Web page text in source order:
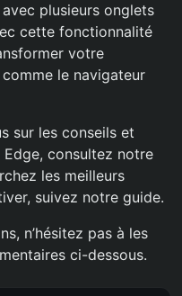
plusieurs onglets
cette fonctionnalité
votre
le navigateur
sur les conseils et
consultez notre
les meilleurs
suivez notre guide.
n’hésitez pas à les
ci-dessous.